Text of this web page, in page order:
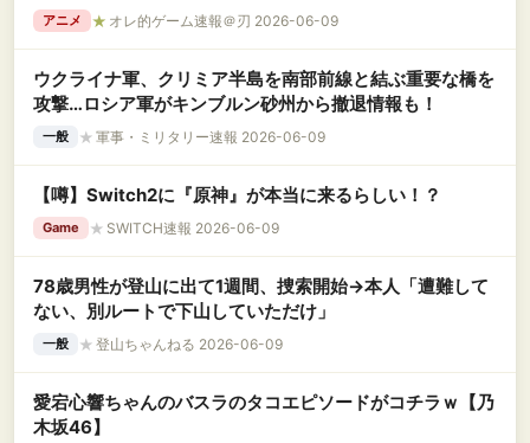
誕生」
アニメ ★ オレ的ゲーム速報＠刃 2026-06-09
ウクライナ軍、クリミア半島を南部前線と結ぶ重要な橋を
攻撃…ロシア軍がキンブルン砂州から撤退情報も！
一般 ★ 軍事・ミリタリー速報 2026-06-09
【噂】Switch2に『原神』が本当に来るらしい！？
Game ★ SWITCH速報 2026-06-09
78歳男性が登山に出て1週間、捜索開始→本人「遭難して
ない、別ルートで下山していただけ」
一般 ★ 登山ちゃんねる 2026-06-09
愛宕心響ちゃんのバスラのタコエピソードがコチラｗ【乃
木坂46】